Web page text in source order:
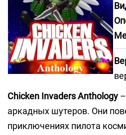
Chicken Invaders Anthology
аркадных шутеров. Они
приключениях пилота